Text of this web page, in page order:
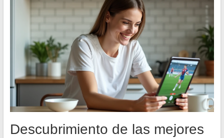
Descubrimiento de las mejores